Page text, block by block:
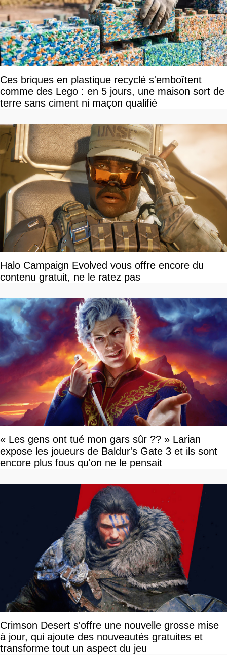
Ces briques en plastique recyclé s'emboîtent
comme des Lego : en 5 jours, une maison sort de
terre sans ciment ni maçon qualifié
Halo Campaign Evolved vous offre encore du
contenu gratuit, ne le ratez pas
« Les gens ont tué mon gars sûr ?? » Larian
expose les joueurs de Baldur's Gate 3 et ils sont
encore plus fous qu'on ne le pensait
Crimson Desert s'offre une nouvelle grosse mise
à jour, qui ajoute des nouveautés gratuites et
transforme tout un aspect du jeu